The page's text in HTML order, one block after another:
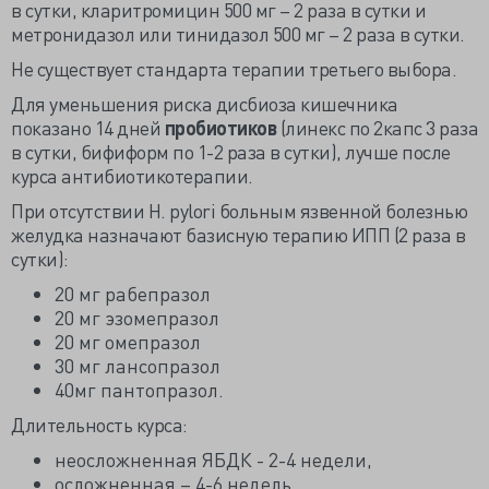
в сутки, кларитромицин 500 мг – 2 раза в сутки и
метронидазол или тинидазол 500 мг – 2 раза в сутки.
Не существует стандарта терапии третьего выбора.
Для уменьшения риска дисбиоза кишечника
показано 14 дней пробиотиков(линекс по 2капс 3 раза
в сутки, бифиформ по 1-2 раза в сутки), лучше после
курса антибиотикотерапии.
При отсутствии H. рylori больным язвенной болезнью
желудка назначают базисную терапию ИПП (2 раза в
сутки):
20 мг рабепразол
20 мг эзомепразол
20 мг омепразол
30 мг лансопразол
40мг пантопразол.
Длительность курса:
неосложненная ЯБДК - 2-4 недели,
осложненная – 4-6 недель,